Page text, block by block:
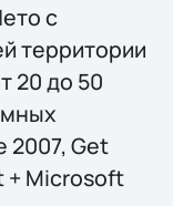
c
территории
20 до 50
2007, Get
+ Microsoft